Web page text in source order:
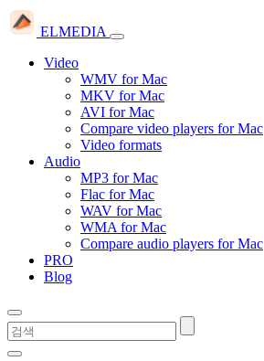
ELMEDIA
Video
WMV for Mac
MKV for Mac
AVI for Mac
Compare video players for Mac
Video formats
Audio
MP3 for Mac
Flac for Mac
WAV for Mac
WMA for Mac
Compare audio players for Mac
PRO
Blog